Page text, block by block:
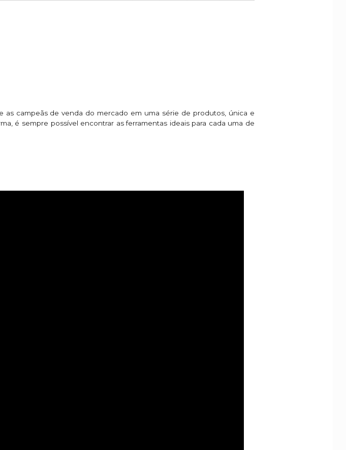
as campeãs de venda do mercado em uma série de produtos, única e
é sempre possível encontrar as ferramentas ideais para cada uma de